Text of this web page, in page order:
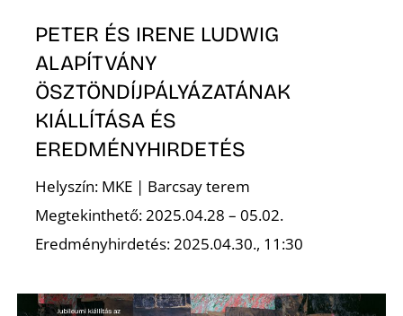
PETER ÉS IRENE LUDWIG
ALAPÍTVÁNY
ÖSZTÖNDÍJPÁLYÁZATÁNAK
KIÁLLÍTÁSA ÉS
EREDMÉNYHIRDETÉS
Helyszín: MKE | Barcsay terem
Megtekinthető: 2025.04.28 – 05.02.
Eredményhirdetés: 2025.04.30., 11:30